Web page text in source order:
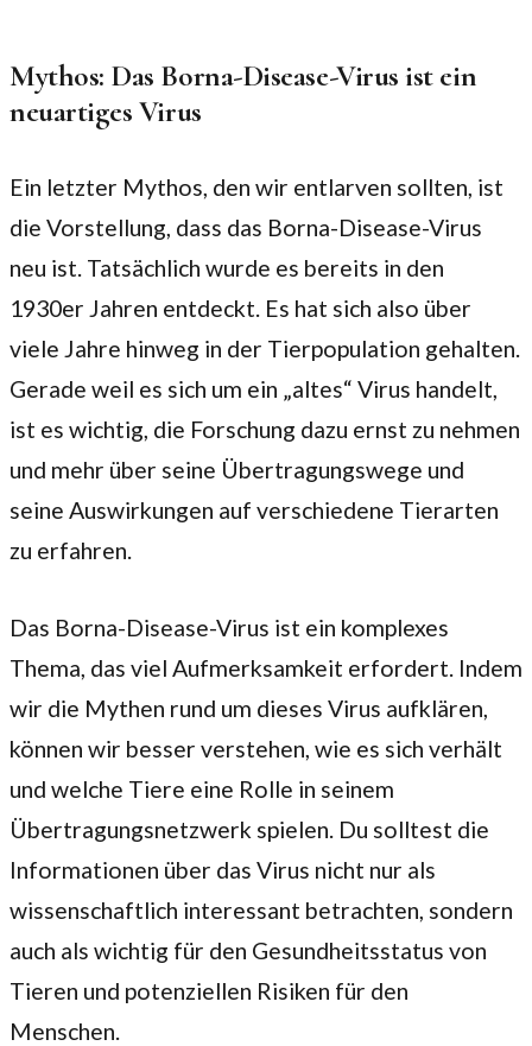
Mythos: Das Borna-Disease-Virus ist ein
neuartiges Virus
Ein letzter Mythos, den wir entlarven sollten, ist
die Vorstellung, dass das Borna-Disease-Virus
neu ist. Tatsächlich wurde es bereits in den
1930er Jahren entdeckt. Es hat sich also über
viele Jahre hinweg in der Tierpopulation gehalten.
Gerade weil es sich um ein „altes“ Virus handelt,
ist es wichtig, die Forschung dazu ernst zu nehmen
und mehr über seine Übertragungswege und
seine Auswirkungen auf verschiedene Tierarten
zu erfahren.
Das Borna-Disease-Virus ist ein komplexes
Thema, das viel Aufmerksamkeit erfordert. Indem
wir die Mythen rund um dieses Virus aufklären,
können wir besser verstehen, wie es sich verhält
und welche Tiere eine Rolle in seinem
Übertragungsnetzwerk spielen. Du solltest die
Informationen über das Virus nicht nur als
wissenschaftlich interessant betrachten, sondern
auch als wichtig für den Gesundheitsstatus von
Tieren und potenziellen Risiken für den
Menschen.